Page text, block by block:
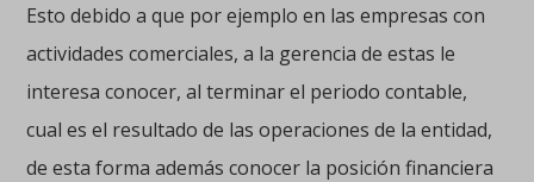
Esto debido a que por ejemplo en las empresas con
actividades comerciales, a la gerencia de estas le
interesa conocer, al terminar el periodo contable,
cual es el resultado de las operaciones de la entidad,
de esta forma además conocer la posición financiera